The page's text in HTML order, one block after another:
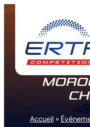
Accueil »